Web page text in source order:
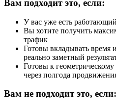
Вам подходит это, если:
У вас уже есть
Вы хотите получить
трафик
Готовы вкладывать время
реально заметный
Готовы к
через полгода
Вам не подходит это, если: